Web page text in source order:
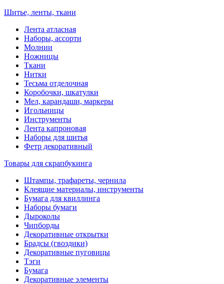
Шитье, ленты, ткани
Лента атласная
Наборы, ассорти
Молнии
Ножницы
Ткани
Нитки
Тесьма отделочная
Коробочки, шкатулки
Мел, карандаши, маркеры
Игольницы
Инструменты
Лента капроновая
Наборы для шитья
Фетр декоративный
Товары для скрапбукинга
Штампы, трафареты, чернила
Клеящие материалы, инструменты
Бумага для квиллинга
Наборы бумаги
Дыроколы
Чипборды
Декоративные открытки
Брадсы (гвоздики)
Декоративные пуговицы
Тэги
Бумага
Декоративные элементы